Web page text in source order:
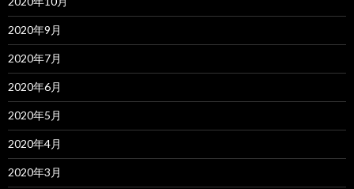
2020年9月
2020年7月
2020年6月
2020年5月
2020年4月
2020年3月